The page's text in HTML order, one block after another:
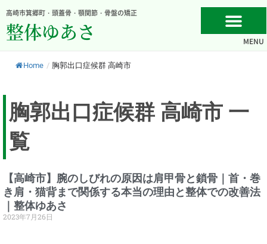
容
を
高崎市箕郷町・頭蓋骨・顎関節・骨盤の矯正
整体ゆあさ MENU
Home / 胸郭出口症候群 高崎市
胸郭出口症候群 高崎市 一
覧
【高崎市】腕のしびれの原因は肩甲骨と鎖骨｜首・巻
き肩・猫背まで関係する本当の理由と整体での改善法
｜整体ゆあさ
2023年7月26日